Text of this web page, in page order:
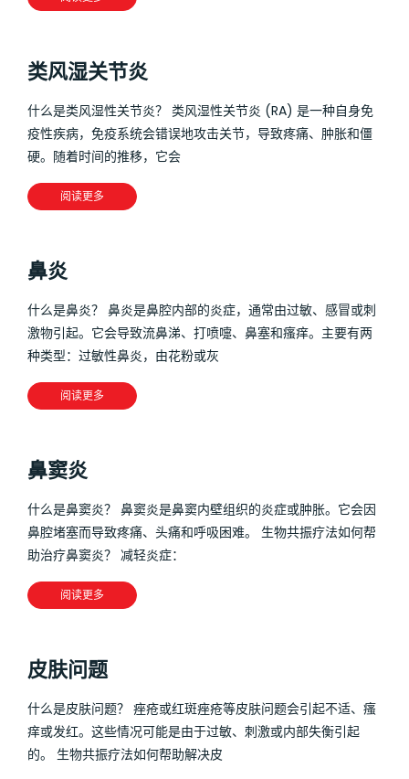
类风湿关节炎
什么是类风湿性关节炎？ 类风湿性关节炎 (RA) 是一种自身免
疫性疾病，免疫系统会错误地攻击关节，导致疼痛、肿胀和僵
硬。随着时间的推移，它会
阅读更多
鼻炎
什么是鼻炎？ 鼻炎是鼻腔内部的炎症，通常由过敏、感冒或刺
激物引起。它会导致流鼻涕、打喷嚏、鼻塞和瘙痒。主要有两
种类型：过敏性鼻炎，由花粉或灰
阅读更多
鼻窦炎
什么是鼻窦炎？ 鼻窦炎是鼻窦内壁组织的炎症或肿胀。它会因
鼻腔堵塞而导致疼痛、头痛和呼吸困难。 生物共振疗法如何帮
助治疗鼻窦炎？ 减轻炎症：
阅读更多
皮肤问题
什么是皮肤问题？ 痤疮或红斑痤疮等皮肤问题会引起不适、瘙
痒或发红。这些情况可能是由于过敏、刺激或内部失衡引起
的。 生物共振疗法如何帮助解决皮